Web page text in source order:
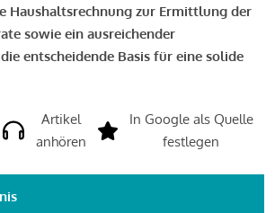
Haushaltsrechnung zur Ermittlung der
sowie ein ausreichender
entscheidende Basis für eine solide
Artikel
anhören
In Google als Quelle
festlegen